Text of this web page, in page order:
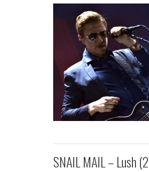
SNAIL MAIL – Lush